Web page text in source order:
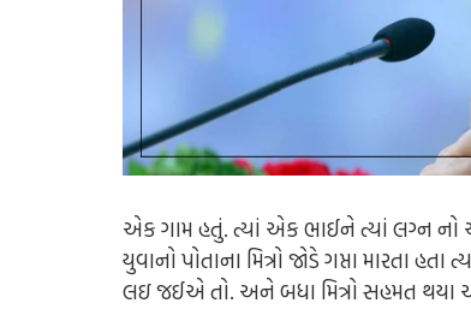
એક ગામ હતું. ત્યાં એક ભાઈને ત્યાં લગ્ન નો
યુવાનો પોતાના મિત્રો જોડે ગપ્તા મારતા
લઇ જઈએ તો. અને બધા મિત્રો સહમત થયા